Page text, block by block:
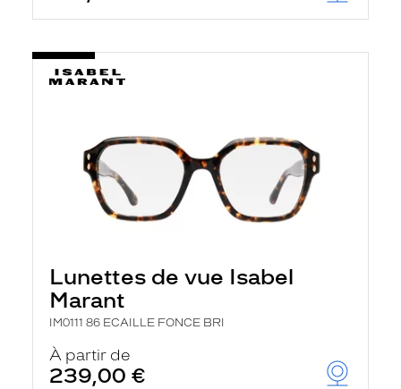
Lunettes de vue Isabel
Marant
IM0111 86 ECAILLE FONCE BRI
À partir de
239,00 €